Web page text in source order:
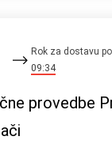
Rok za dostavu
09:34
provedbe